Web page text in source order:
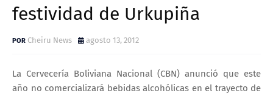
festividad de Urkupiña
Cheiru News agosto 13, 2012
La Cervecería Boliviana Nacional (CBN) anunció que este
año no comercializará bebidas alcohólicas en el trayecto de